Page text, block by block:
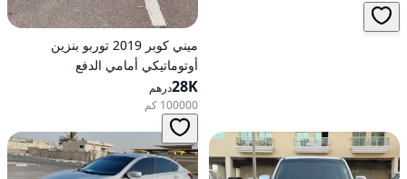
ميني كوبر 2019 توربو بنزين
أوتوماتيكي أمامي الدفع
28Kدرهم
100000 كم